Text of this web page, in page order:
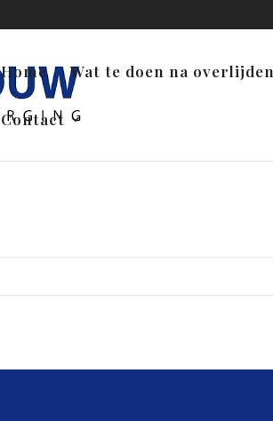
Home Wat te doen na
Contact